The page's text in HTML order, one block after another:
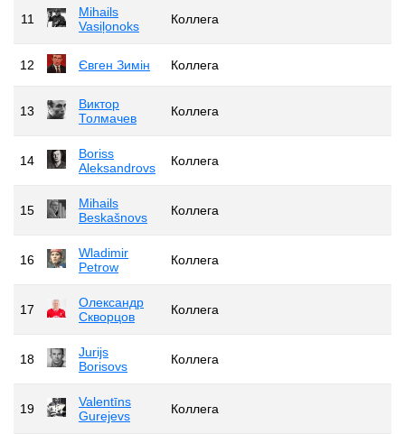
11
Mihails
Vasiļonoks
Коллега
12 Євген Зимін Коллега
13
Виктор
Толмачев
Коллега
14
Boriss
Aleksandrovs
Коллега
15
Mihails
Beskašnovs
Коллега
16
Wladimir
Petrow
Коллега
17
Олександр
Скворцов
Коллега
18
Jurijs
Borisovs
Коллега
19
Valentīns
Gurejevs
Коллега